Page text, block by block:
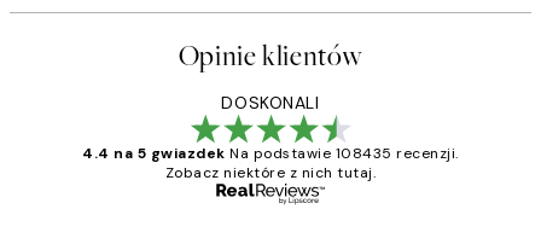
Opinie klientów
DOSKONALI
4.4 na 5 gwiazdek Na podstawie 108435 recenzji.
Zobacz niektóre z nich tutaj.